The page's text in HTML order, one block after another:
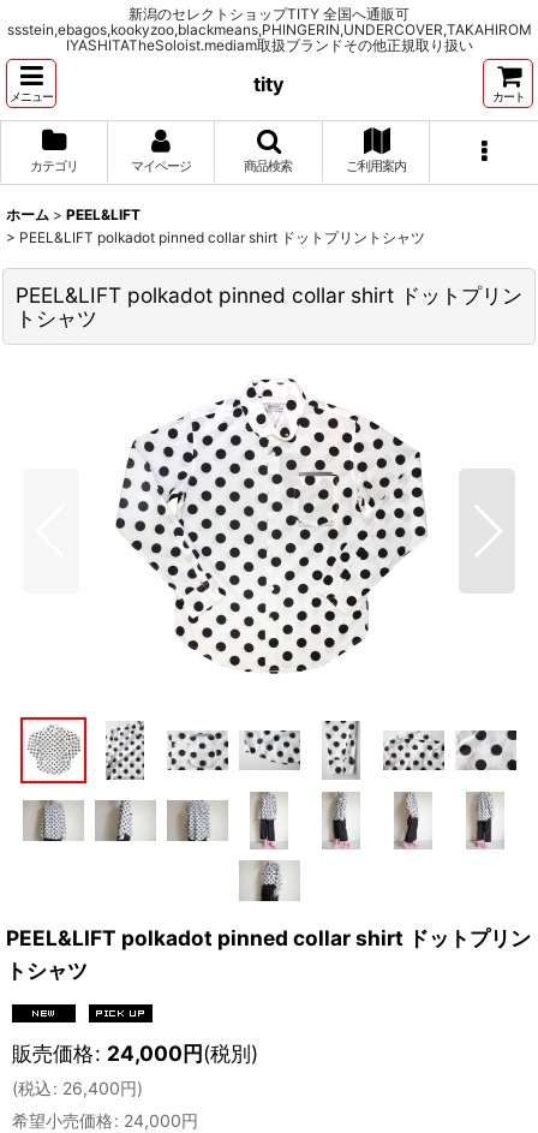
新潟のセレクトショップTITY 全国へ通販可
ssstein,ebagos,kookyzoo,blackmeans,PHINGERIN,UNDERCOVER,TAKAHIROM
IYASHITATheSoloist.mediam取扱ブランドその他正規取り扱い
メニュー
tity
カート
カテゴリ マイページ 商品検索 ご利用案内
ホーム > PEEL&LIFT
> PEEL&LIFT polkadot pinned collar shirt ドットプリントシャツ
PEEL&LIFT polkadot pinned collar shirt ドットプリン
トシャツ
PEEL&LIFT polkadot pinned collar shirt ドットプリン
トシャツ
販売価格: 24,000円(税別)
(税込: 26,400円)
希望小売価格: 24,000円